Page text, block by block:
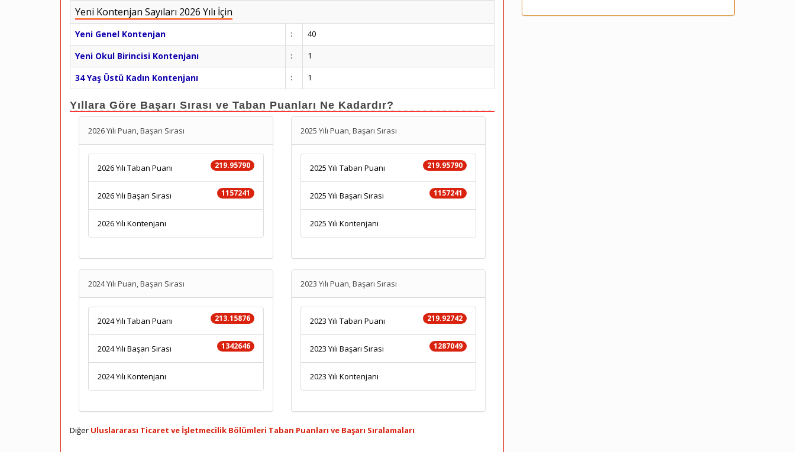
Yeni Kontenjan Sayıları 2026 Yılı İçin
Yeni Genel Kontenjan : 40
Yeni Okul Birincisi Kontenjanı : 1
34 Yaş Üstü Kadın Kontenjanı : 1
Yıllara Göre Başarı Sırası ve Taban Puanları Ne Kadardır?
2026 Yılı Puan, Başarı Sırası
219.95790
2026 Yılı Taban Puanı
1157241
2026 Yılı Başarı Sırası
2026 Yılı Kontenjanı
2025 Yılı Puan, Başarı Sırası
219.95790
2025 Yılı Taban Puanı
1157241
2025 Yılı Başarı Sırası
2025 Yılı Kontenjanı
2024 Yılı Puan, Başarı Sırası
213.15876
2024 Yılı Taban Puanı
1342646
2024 Yılı Başarı Sırası
2024 Yılı Kontenjanı
2023 Yılı Puan, Başarı Sırası
219.92742
2023 Yılı Taban Puanı
1287049
2023 Yılı Başarı Sırası
2023 Yılı Kontenjanı
Diğer Uluslararası Ticaret ve İşletmecilik Bölümleri Taban Puanları ve Başarı Sıralamaları